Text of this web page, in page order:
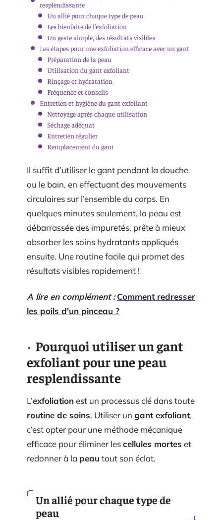
resplendissante
Un allié pour chaque type de peau
Les bienfaits de l’exfoliation
Un geste simple, des résultats visibles
Les étapes pour une exfoliation efficace avec un gant
Préparation de la peau
Utilisation du gant exfoliant
Rinçage et hydratation
Fréquence et conseils
Entretien et hygiène du gant exfoliant
Nettoyage après chaque utilisation
Séchage adéquat
Entretien régulier
Remplacement du gant
Il suffit d’utiliser le gant pendant la douche
ou le bain, en effectuant des mouvements
circulaires sur l’ensemble du corps. En
quelques minutes seulement, la peau est
débarrassée des impuretés, prête à mieux
absorber les soins hydratants appliqués
ensuite. Une routine facile qui promet des
résultats visibles rapidement !
A lire en complément : Comment redresser
les poils d'un pinceau ?
Pourquoi utiliser un gant
exfoliant pour une peau
resplendissante
L’exfoliationest un processus clé dans toute
routine de soins. Utiliser un gant exfoliant,
c’est opter pour une méthode mécanique
efficace pour éliminer lescellules mortes et
redonner à la peau tout son éclat.
Un allié pour chaque type de
peau